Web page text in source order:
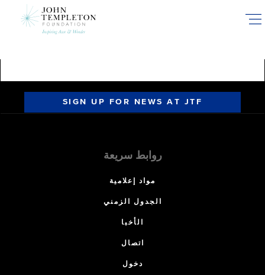
SIGN UP FOR NEWS AT JTF
روابط سريعة
مواد إعلامية
الجدول الزمني
الأخبا
اتصال
دخول